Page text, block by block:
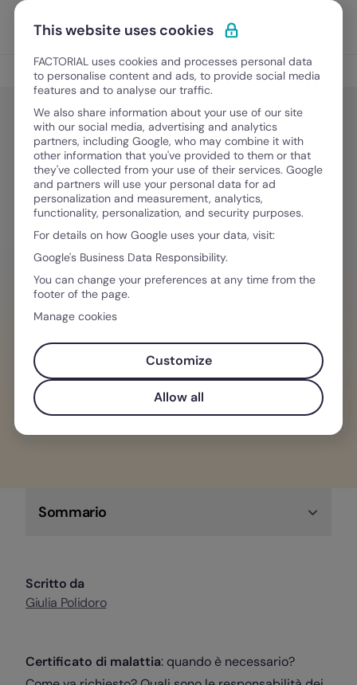
Vai al contenuto
Scopri Factorial
Gestione ferie e permessi
Gestione ferie e permessi
Certificato di malattia: procedure
da seguire e tempistiche
28 Gennaio, 2026·6 minuti di lettura
HAI BISOGNO D´AIUTO PER GESTIRE I TEAM
Programma e gestisci ferie, permessi e
assenze dei tuoi team senza stress.
Scopri di più su Factorial!
Sommario
Scritto da
Giulia Polidoro
Certificato di malattia: quando è necessario?
This website uses cookies
FACTORIAL uses cookies and processes personal data
to personalise content and ads, to provide social media
features and to analyse our traffic.
We also share information about your use of our site
with our social media, advertising and analytics
partners, including Google, who may combine it with
other information that you've provided to them or that
they've collected from your use of their services. Google
and partners will use your personal data for ad
personalization and measurement, analytics,
functionality, personalization, and security purposes.
For details on how Google uses your data, visit:
Google's Business Data Responsibility.
You can change your preferences at any time from the
footer of the page.
Manage cookies
Customize
Allow all